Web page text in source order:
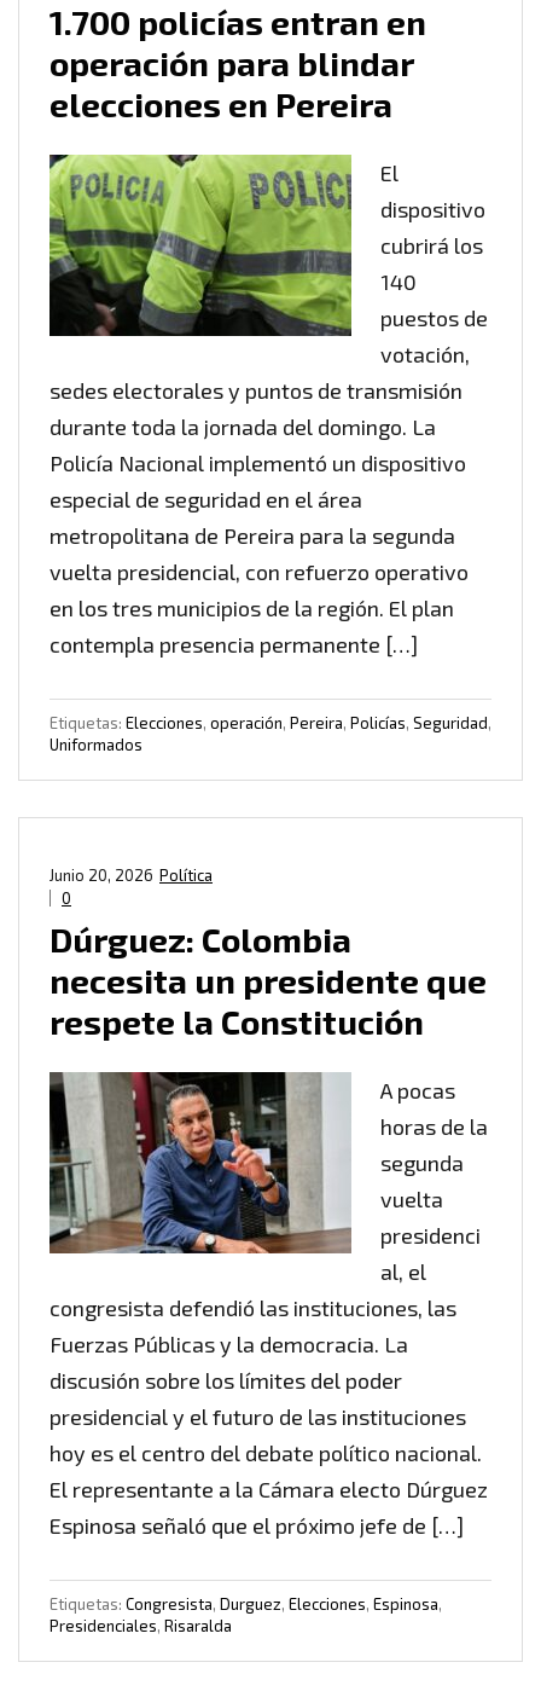
1.700 policías entran en
operación para blindar
elecciones en Pereira
El
dispositivo
cubrirá los
140
puestos de
votación,
sedes electorales y puntos de transmisión
durante toda la jornada del domingo. La
Policía Nacional implementó un dispositivo
especial de seguridad en el área
metropolitana de Pereira para la segunda
vuelta presidencial, con refuerzo operativo
en los tres municipios de la región. El plan
contempla presencia permanente […]
Etiquetas: Elecciones, operación, Pereira, Policías, Seguridad,
Uniformados
Política
Junio 20, 2026
0
Dúrguez: Colombia
necesita un presidente que
respete la Constitución
A pocas
horas de la
segunda
vuelta
presidenci
al, el
congresista defendió las instituciones, las
Fuerzas Públicas y la democracia. La
discusión sobre los límites del poder
presidencial y el futuro de las instituciones
hoy es el centro del debate político nacional.
El representante a la Cámara electo Dúrguez
Espinosa señaló que el próximo jefe de […]
Etiquetas: Congresista, Durguez, Elecciones, Espinosa,
Presidenciales, Risaralda